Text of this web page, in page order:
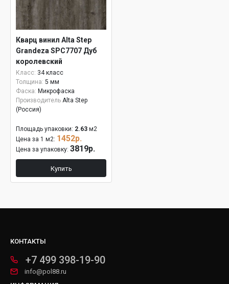
Кварц винил Alta Step
Grandeza SPC7707 Дуб
королевский
Класс: 34 класс
Толщина: 5 мм
Фаска: Микрофаска
Производитель Alta Step
(Россия)
Площадь упаковки: 2.63 м2
Цена за 1 м2: 1452р.
Цена за упаковку: 3819р.
Купить
КОНТАКТЫ
+7 499 398-19-90
info@pol88.ru